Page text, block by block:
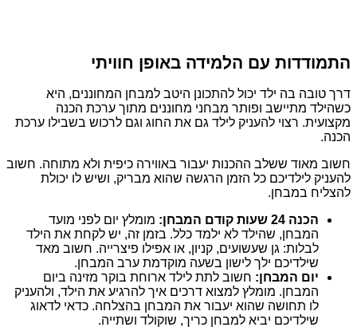
התמודדות עם הלמידה באופן חוויתי
דרך טובה בה ילד יכול להתכונן היטב למבחן המחוננים, היא
כשהילד מתיישב ופותר מבחני מחוננים מתוך ערכת הכנה
מקצועית. רצוי להעניק לילד גם את החוג וגם לרכוש בשבילו ערכת
הכנה.
חשוב מאוד ששלב ההכנות יעבור באווירה כיפית ולא מתוחה. חשוב
להעניק לילדיכם כל הזמן הרגשה שהוא מבריק, ושיש לו יכולת
להצליח במבחן.
הכנה 24 שעות קודם המבחן:
מומלץ יום לפני מועד
המבחן, שהילד לא ילמד כלל. בזמן זה, יש לקחת את הילד
לבלות: גן שעשועים, קניון, או אפילו פיצרייה. חשוב מאד
שילדיכם ילך לישון בשעה מוקדמת ערב המבחן.
יום המבחן: חשוב לתת לילד ארוחת בוקר מזינה ביום
המבחן. מומלץ למצוא דרכים איך להרגיע את הילד, ולהעניק
לו תחושה שהוא יעבור את המבחן בהצלחה. כדאי לדאוג
שילדיכם יביא למבחן כריך, שוקולד ושתייה.